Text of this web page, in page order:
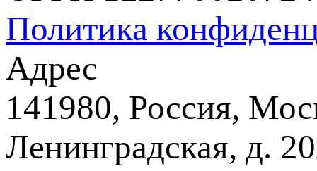
Политика
Адрес
141980, Россия,
Ленинградская, д.